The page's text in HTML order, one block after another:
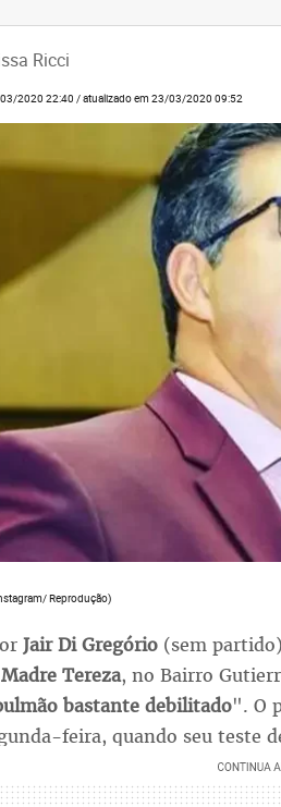
Ricci
2020 22:40 / atualizado em 23/03/2020 09:52
Reprodução)
Jair Di Gregório(sem
Tereza, no Bairro
bastante debilitado". O
feira, quando seu teste